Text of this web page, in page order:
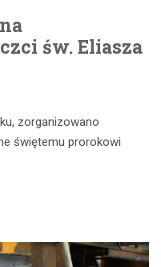
św. Eliasza
zorganizowano
świętemu prorokowi